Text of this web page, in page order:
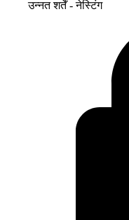
उन्नत शर्तें - नेस्टिंग